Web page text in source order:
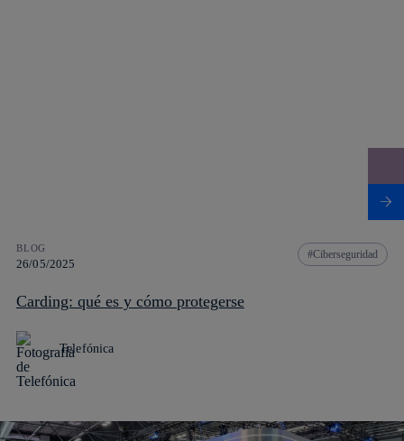
BLOG
26/05/2025
Ciberseguridad
Carding: qué es y cómo protegerse
Telefónica